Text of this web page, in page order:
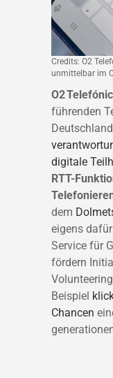
Credits: O2
unmittelbar im
O2
führenden
digitale
RTT-
dem
eigens
Service für
fördern
Beispiel
Chancen